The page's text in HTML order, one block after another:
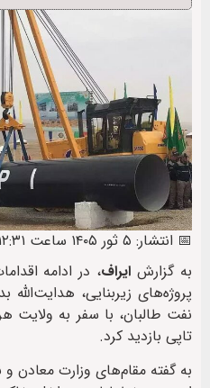
📅 انتشار: ۵ ثور ۱۴۰۵ ساعت ۱۲:۳۱
به گزارشایراف، در ادامه
پروژه‌های زیربنایی،
نفت طالبان، با سفر به ولایت
تاپی بازدید کرد.